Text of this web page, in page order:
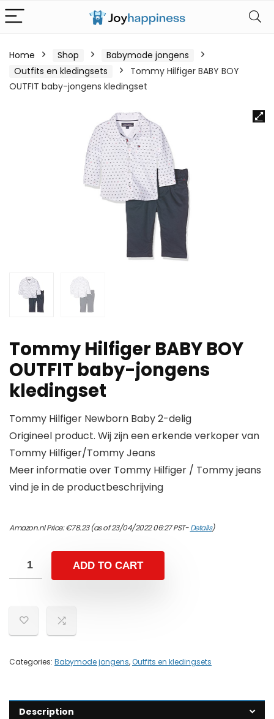
Home Shop
Babymode jongens
Outfits en kledingsets
Tommy Hilfiger BABY BOY
OUTFIT baby-jongens kledingset
Tommy Hilfiger BABY BOY
OUTFIT baby-jongens
kledingset
Tommy Hilfiger Newborn Baby 2-delig
Origineel product. Wij zijn een erkende verkoper van
Tommy Hilfiger/Tommy Jeans
Meer informatie over Tommy Hilfiger / Tommy jeans
vind je in de productbeschrijving
Amazon.nl Price:€78.23(as of 23/04/2022 06:27 PST-Details)
ADD TO CART
Categories: Babymode jongens,Outfits en kledingsets
Description